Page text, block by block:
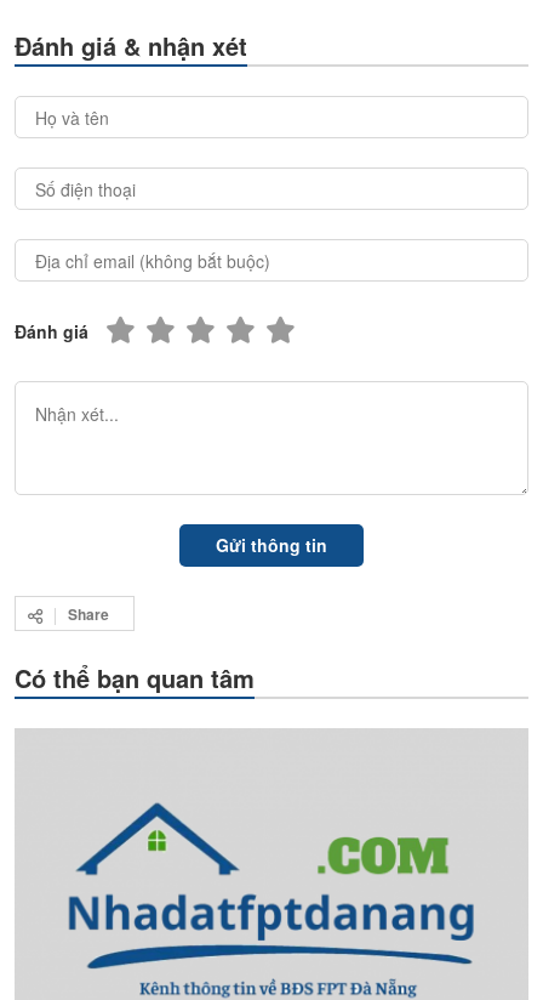
Đánh giá & nhận xét
Đánh giá
Share
Có thể bạn quan tâm